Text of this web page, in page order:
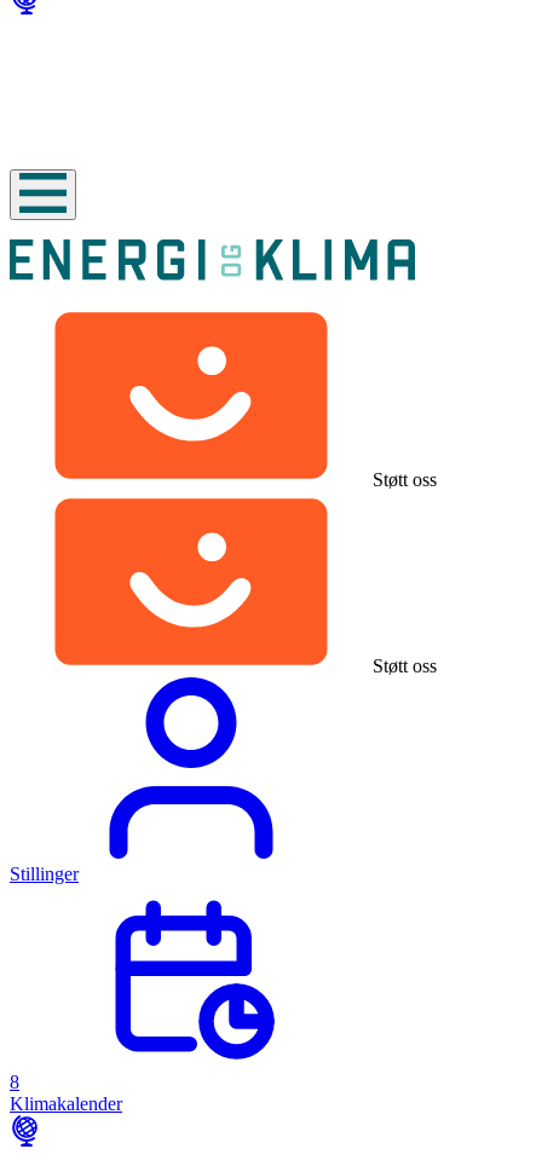
Støtt oss
Støtt oss
Stillinger
8
Klimakalender